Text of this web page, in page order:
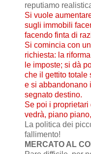
reputiamo
Si vuole
sugli immobili
facendo finta di
Si comincia con
richiesta: la
le imposte; si dà
che il gettito totale
e si abbandonano
segnato destino.
Se poi i proprietari
vedrà, piano
La politica dei
fallimento!
MERCATO AL